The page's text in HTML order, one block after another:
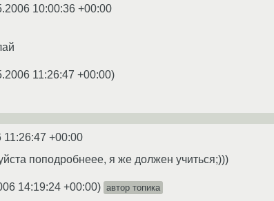
10:00:36 +00:00
11:26:47 +00:00)
11:26:47 +00:00
поподробнеее, я же должен учиться;)))
14:19:24 +00:00) автор топика